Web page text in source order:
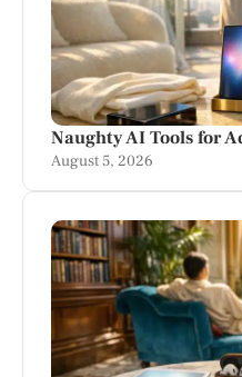
Naughty AI Tools for
August 5, 2026